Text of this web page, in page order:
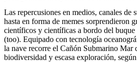
Las repercusiones en medios, canales de
hasta en forma de memes sorprendieron
científicos y científicas a bordo del
(too). Equipado con tecnología
la nave recorre el Cañón Submarino Mar
biodiversidad y escasa exploración,